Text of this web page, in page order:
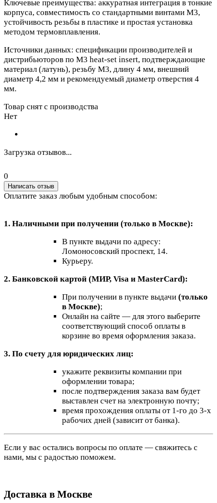
Ключевые преимущества: аккуратная интеграция в тонкие
корпуса, совместимость со стандартными винтами М3,
устойчивость резьбы в пластике и простая установка
методом термовплавления.
Источники данных: спецификации производителей и
дистрибьюторов по M3 heat-set insert, подтверждающие
материал (латунь), резьбу М3, длину 4 мм, внешний
диаметр 4,2 мм и рекомендуемый диаметр отверстия 4
мм.
Товар снят с производства
Нет
Загрузка отзывов...
0
Написать отзыв
Оплатите заказ любым удобным способом:
1. Наличными при получении (только в Москве):
В пункте выдачи по адресу:
Ломоносовский проспект, 14.
Курьеру.
2. Банковской картой (МИР, Visa и MasterCard):
При получении в пункте выдачи (только
в Москве);
Онлайн на сайте — для этого выберите
соответствующий способ оплаты в
корзине во время оформления заказа.
3. По счету для юридических лиц:
укажите реквизиты компании при
оформлении товара;
после подтверждения заказа вам будет
выставлен счет на электронную почту;
время прохождения оплаты от 1-го до 3-х
рабочих дней (зависит от банка).
Если у вас остались вопросы по оплате — свяжитесь с
нами, мы с радостью поможем.
Доставка в Москве